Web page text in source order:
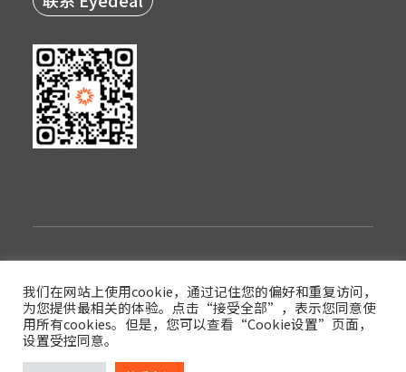
版权© 2022西安眼得乐医疗科技有限公司
陕ICP备17017591号-3
我们在网站上使用cookie，通过记住您的偏好和重复访问，
为您提供最相关的体验。点击“接受全部”，表示您同意使
用所有cookies。但是，您可以查看“Cookie设置”页面，
设置受控同意。